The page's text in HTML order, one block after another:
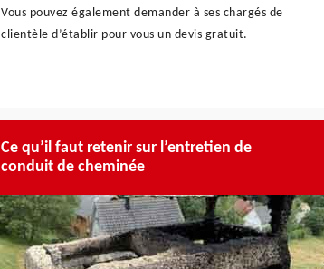
Vous pouvez également demander à ses chargés de
clientèle d’établir pour vous un devis gratuit.
Ce qu’il faut retenir sur l’entretien de
conduit de cheminée